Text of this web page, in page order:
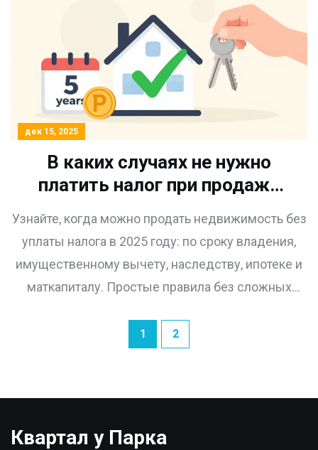
дек 15, 2025
В каких случаях не нужно
платить налог при продаже
Узнайте, когда можно продать недвижимость без
уплаты налога в 2025 году: по сроку владения,
имущественному вычету, наследству, ипотеке и
маткапиталу. Простые правила без сложных
1 2
Квартал у Парка